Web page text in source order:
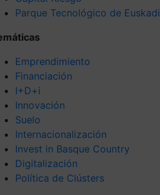
Parque Tecnológico de Euskadi
Emprendimiento
Financiación
I+D+i
Innovación
Suelo
Internacionalización
Invest in Basque Country
Digitalización
Política de Clústers